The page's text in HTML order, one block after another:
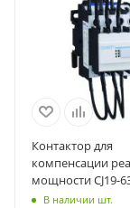
Контактор для
компенсации
мощности CJ19-
30кВАр 1НО+2НЗ
В наличии шт.